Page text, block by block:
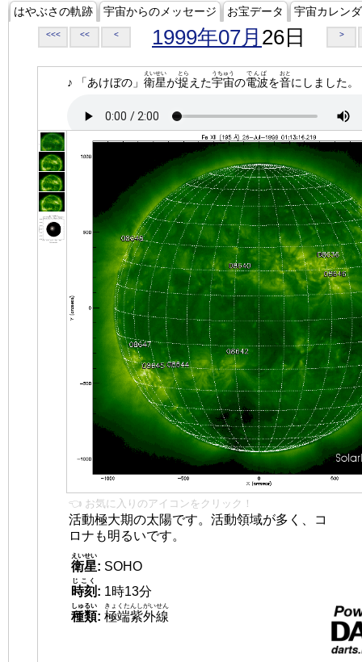
はやぶさの軌跡 宇宙からのメッセージ お宝データ 宇宙カレン
<<< << < 1999年07月 26日 >
♪ 「あけぼの」 衛星
えいせい
が捉
とら
えた宇宙
うちゅう
の電波
でんぱ
を音
おと
にしました。
👈 お気に入りのアイコンをクリック！
活動極大期の太陽です。活動領域が多く、コ
ロナも明るいです。
衛星
えいせい
: SOHO
時刻
じこく
: 1時13分
種類
しゅるい
: 極端紫外線
きょくたんしがいせん